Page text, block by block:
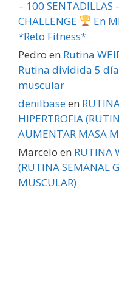
– 100 SENTADILLAS
CHALLENGE
En
*Reto Fitness*
Pedro en Rutina
Rutina dividida 5
muscular
denilbaseen
HIPERTROFIA
AUMENTAR MASA
Marcelo en RUTINA
(RUTINA SEMANAL
MUSCULAR)